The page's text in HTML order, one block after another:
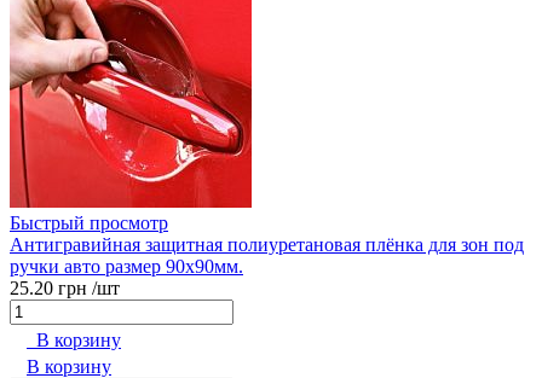
Быстрый просмотр
Антигравийная защитная полиуретановая плёнка для зон под
ручки авто размер 90x90мм.
25.20 грн /шт
В корзину
В корзину